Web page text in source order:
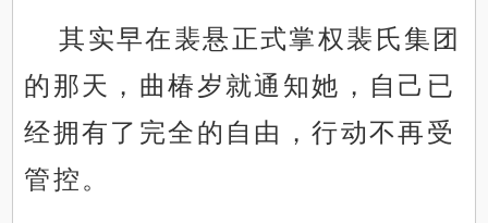
其实早在裴悬正式掌权裴氏集团
的那天，曲椿岁就通知她，自己已
经拥有了完全的自由，行动不再受
管控。